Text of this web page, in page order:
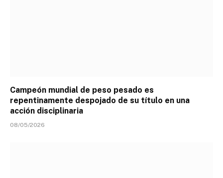
Campeón mundial de peso pesado es
repentinamente despojado de su título en una
acción disciplinaria
08/05/2026